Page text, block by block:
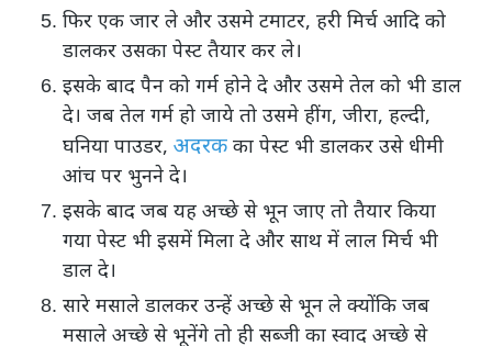
फिर एक जार ले और उसमे टमाटर, हरी मिर्च आदि को
डालकर उसका पेस्ट तैयार कर ले।
इसके बाद पैन को गर्म होने दे और उसमे तेल को भी डाल
दे। जब तेल गर्म हो जाये तो उसमे हींग, जीरा, हल्दी,
घनिया पाउडर, अदरक का पेस्ट भी डालकर उसे धीमी
आंच पर भुनने दे।
इसके बाद जब यह अच्छे से भून जाए तो तैयार किया
गया पेस्ट भी इसमें मिला दे और साथ में लाल मिर्च भी
डाल दे।
सारे मसाले डालकर उन्हें अच्छे से भून ले क्योंकि जब
मसाले अच्छे से भूनेंगे तो ही सब्जी का स्वाद अच्छे से